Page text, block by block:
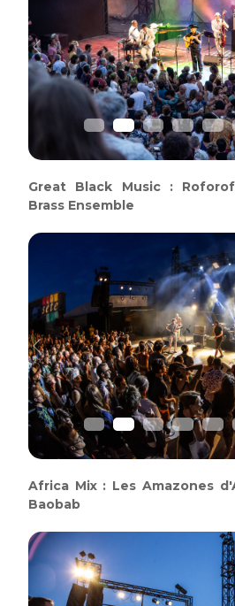
Previous
Great Black Music :
Brass Ensemble
Previous
Africa Mix : Les Amazones
Baobab